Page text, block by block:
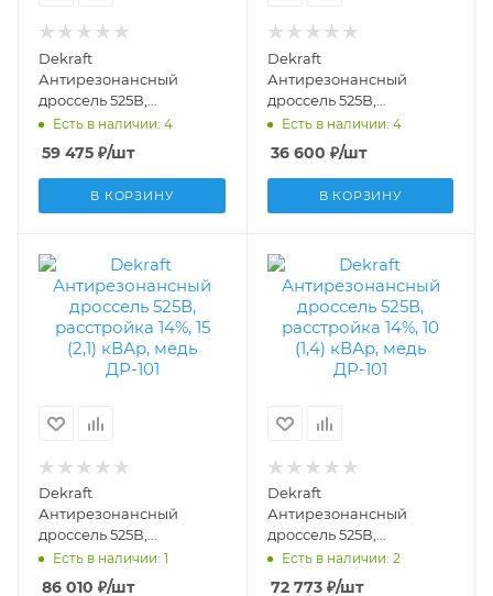
Dekraft
Антирезонансный
дроссель 525В,
расстройка 14%, 20 (2,8)
кВАр, алюминий ДР-102
50557DEK
Есть в наличии: 4
59 475 ₽/шт
В КОРЗИНУ
Dekraft
Антирезонансный
дроссель 525В,
расстройка 14%, 10 (1,4)
кВАр, алюминий ДР-102
50554DEK
Есть в наличии: 4
36 600 ₽/шт
В КОРЗИНУ
Dekraft
Антирезонансный
дроссель 525В,
расстройка 14%, 15 (2,1)
кВАр, медь ДР-101
Есть в наличии: 1
86 010 ₽/шт
Dekraft
Антирезонансный
дроссель 525В,
расстройка 14%, 10 (1,4)
кВАр, медь ДР-101
Есть в наличии: 2
72 773₽/шт